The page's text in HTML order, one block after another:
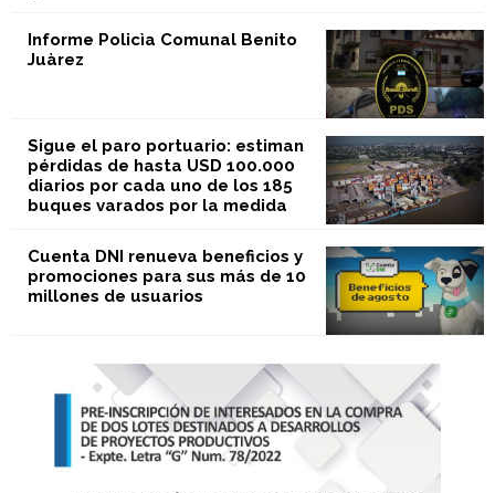
Informe Policìa Comunal Benito
Juàrez
Sigue el paro portuario: estiman
pérdidas de hasta USD 100.000
diarios por cada uno de los 185
buques varados por la medida
Cuenta DNI renueva beneficios y
promociones para sus más de 10
millones de usuarios